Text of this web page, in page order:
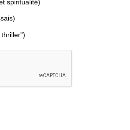
TOUT LE
CHANCE
Plus libre, plus
25 avril 2025